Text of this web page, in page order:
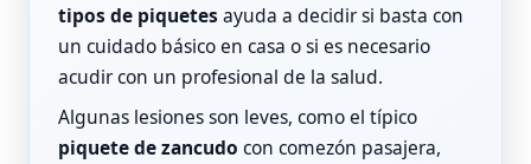
tipos de piquetes ayuda a decidir si basta con
un cuidado básico en casa o si es necesario
acudir con un profesional de la salud.
Algunas lesiones son leves, como el típico
piquete de zancudo con comezón pasajera,